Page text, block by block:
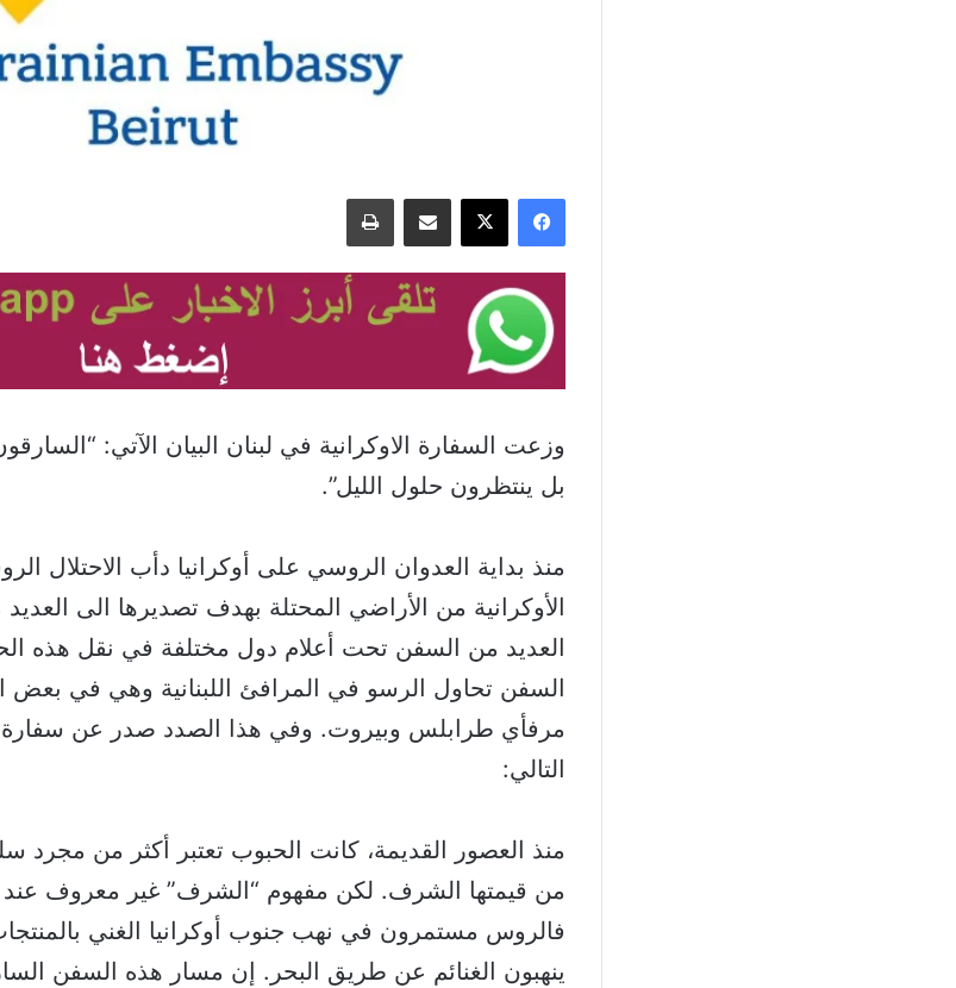
فيسبوك ‫X مشاركة عبر البريد طباعة
وزعت السفارة الاوكرانية في لبنان البيان الآتي:
بل ينتظرون حلول الليل”.
منذ بداية العدوان الروسي على أوكرانيا دأب الاحتلال
الأوكرانية من الأراضي المحتلة بهدف تصديرها الى
العديد من السفن تحت أعلام دول مختلفة في نقل هذه
السفن تحاول الرسو في المرافئ اللبنانية وهي في بعض
مرفأي طرابلس وبيروت. وفي هذا الصدد صدر عن سفارة
التالي:
منذ العصور القديمة، كانت الحبوب تعتبر أكثر من مجرد
من قيمتها الشرف. لكن مفهوم “الشرف” غير معروف عند
فالروس مستمرون في نهب جنوب أوكرانيا الغني
ينهبون الغنائم عن طريق البحر. إن مسار هذه السفن